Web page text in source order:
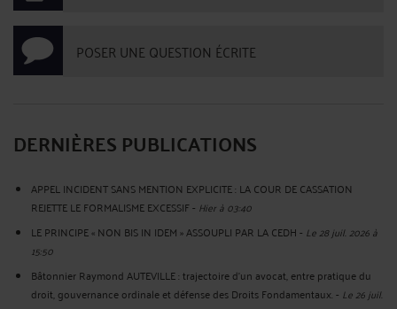
POSER UNE QUESTION ÉCRITE
DERNIÈRES PUBLICATIONS
APPEL INCIDENT SANS MENTION EXPLICITE : LA COUR DE CASSATION
REJETTE LE FORMALISME EXCESSIF- Hier à 03:40
LE PRINCIPE « NON BIS IN IDEM » ASSOUPLI PAR LA CEDH- Le 28 juil. 2026 à
15:50
Bâtonnier Raymond AUTEVILLE : trajectoire d’un avocat, entre pratique du
droit, gouvernance ordinale et défense des Droits Fondamentaux.- Le 26 juil.